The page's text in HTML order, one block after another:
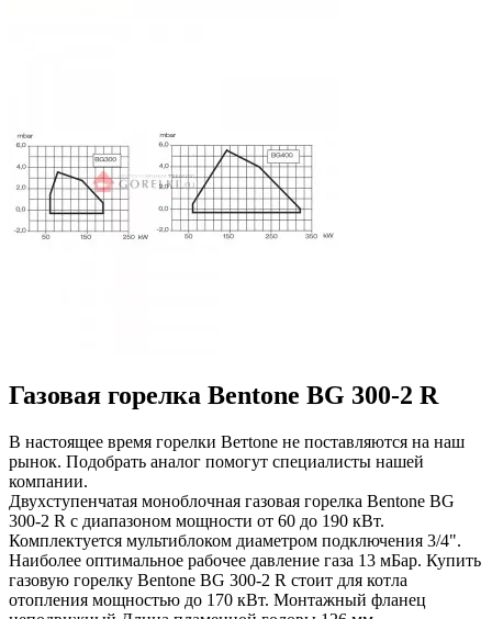
Газовая горелка Bentone BG 300-2 R
В настоящее время горелки Beтtone не поставляются на наш
рынок. Подобрать аналог помогут специалисты нашей
компании.
Двухступенчатая моноблочная газовая горелка Bentone BG
300-2 R с диапазоном мощности от 60 до 190 кВт.
Комплектуется мультиблоком диаметром подключения 3/4".
Наиболее оптимальное рабочее давление газа 13 мБар. Купить
газовую горелку Bentone BG 300-2 R стоит для котла
отопления мощностью до 170 кВт. Монтажный фланец